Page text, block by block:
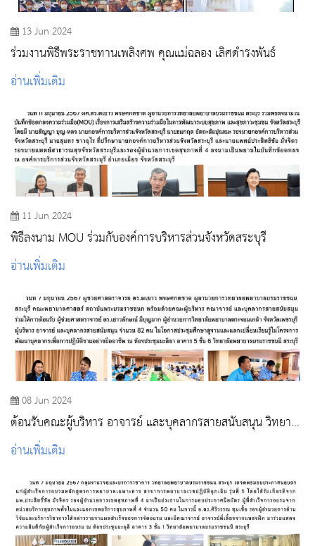
13 Jun 2024
ร่วมงานพิธีพระราชทานเพลิงศพ คุณแม่ฉลอง เลิศดำรงพันธ์
อ่านเพิ่มเติม
11 Jun 2024
พิธีลงนาม MOU ร่วมกับองค์การบริหารส่วนจังหวัดสระบุรี
อ่านเพิ่มเติม
08 Jun 2024
ต้อนรับคณะผู้บริหาร อาจารย์ และบุคลากรสายสนับสนุน วิทยาลัย
พยาบาลพระจอมเกล้า จังหวัดเพชรบุรี ประชุมศึกษาดูงานและ
แลกเปลี่ยนเรียนรู้ในโครงการพัฒนาบุคลากรเพื่อการปฏิบัติงาน
อ่านเพิ่มเติม